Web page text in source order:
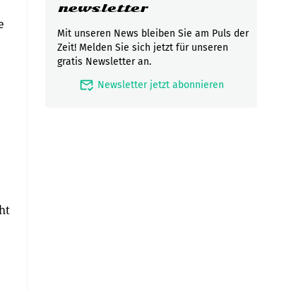
newsletter
Mit unseren News bleiben Sie am Puls der
Zeit! Melden Sie sich jetzt für unseren
gratis Newsletter an.
mark_email_read Newsletter jetzt abonnieren